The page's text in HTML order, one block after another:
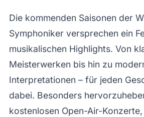
Die kommenden Saisonen der
Symphoniker versprechen ein
musikalischen Highlights. Von
Meisterwerken bis hin zu
Interpretationen – für jeden
dabei. Besonders
kostenlosen Open-Air-